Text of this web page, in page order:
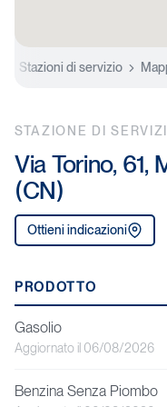
Stazioni di servizio
STAZIONE DI
Via Torino, 61,
(CN)
Ottieni indicazioni
P
r
o
PRODOTTO
Gasolio
Aggiornato il 06/08/2026
Benzina Senza Piombo